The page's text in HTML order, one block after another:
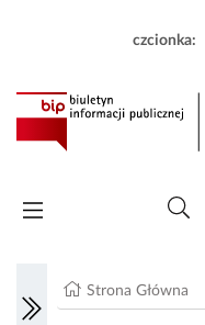
czcionka:
Strona Główna